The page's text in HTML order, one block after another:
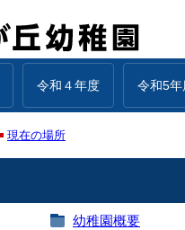
令和４年度 令和5年
現在の場所
幼稚園概要